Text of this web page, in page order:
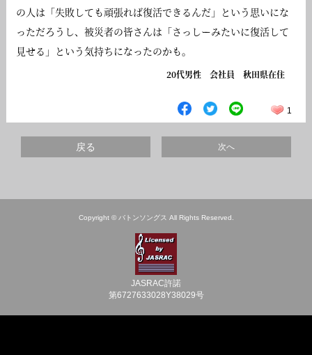
の人は「失敗しても頑張れば復活できるんだ」という思いにな
っただろうし、被災者の皆さんは「さっしーみたいに復活して
見せる」という気持ちになったのかも。
20代男性 会社員 秋田県在住
1
戻る 次へ
Copyright © バトンソングス All Rights Reserved.
JASRAC許諾
第6727633028Y38029号